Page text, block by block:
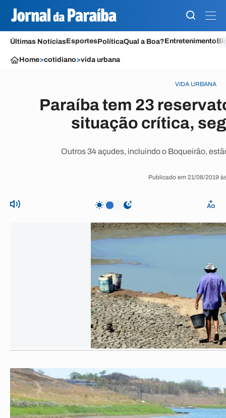
Últimas NotíciasEsportesPolíticaQual a Boa?Entretenimento
Home>cotidiano>vida urbana
VIDA URBANA
Paraíba tem 23
situação crítica,
Outros 34 açudes, incluindo o Boqueirão,
Publicado em 21/08/2019